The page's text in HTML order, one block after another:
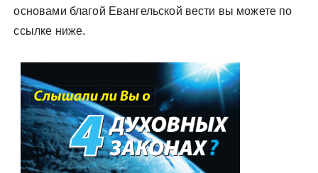
основами благой Евангельской вести вы можете по
ссылке ниже.